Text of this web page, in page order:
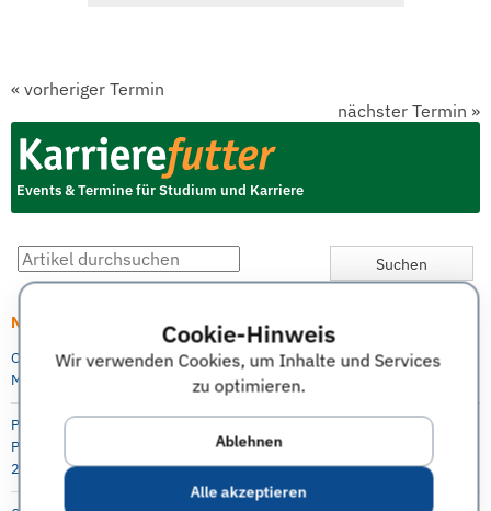
Cookie-Hinweis
Wir verwenden Cookies, um Inhalte und Services
zu optimieren.
Ablehnen
Alle akzeptieren
« vorheriger Termin
nächster Termin »
Events & Termine für Studium und Karriere
Neueste Artikel
Online Info-Session: Digitale Transformation als berufsintegrierter
Masterstudiengang an der Berlin Professional School (HWR Berlin)
P&G Future Female Leaders Event für Studentinnen und Absolventinnen –
Praktika, Abschlussarbeit und Direkteinstieg möglich, 5.-6. Oktober
2021, online